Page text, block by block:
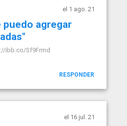
el 1 ago. 21
agregar
ibb.co/Sf9Frmd
RESPONDER
el 16 jul. 21